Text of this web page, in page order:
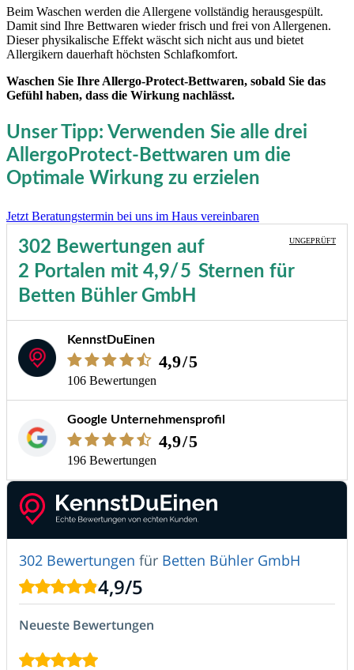
Beim Waschen werden die Allergene vollständig herausgespült.
Damit sind Ihre Bettwaren wieder frisch und frei von Allergenen.
Dieser physikalische Effekt wäscht sich nicht aus und bietet
Allergikern dauerhaft höchsten Schlafkomfort.
Waschen Sie Ihre Allergo-Protect-Bettwaren, sobald Sie das
Gefühl haben, dass die Wirkung nachlässt.
Unser Tipp: Verwenden Sie alle drei
AllergoProtect-Bettwaren um die
Optimale Wirkung zu erzielen
Jetzt Beratungstermin bei uns im Haus vereinbaren
UNGEPRÜFT
302 Bewertungen auf
2 Portalen mit 4,9/5 Sternen für
Betten Bühler GmbH
KennstDuEinen
4,9/5
106 Bewertungen
Google Unternehmensprofil
4,9/5
196 Bewertungen
302 Bewertungen für Betten Bühler GmbH
4,9/5
Neueste Bewertungen